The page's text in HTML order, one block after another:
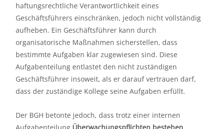
haftungsrechtliche Verantwortlichkeit eines
Geschäftsführers einschränken, jedoch nicht vollständig
aufheben. Ein Geschäftsführer kann durch
organisatorische Maßnahmen sicherstellen, dass
bestimmte Aufgaben klar zugewiesen sind. Diese
Aufgabenteilung entlastet den nicht zuständigen
Geschäftsführer insoweit, als er darauf vertrauen darf,
dass der zuständige Kollege seine Aufgaben erfüllt.
Der BGH betonte jedoch, dass trotz einer internen